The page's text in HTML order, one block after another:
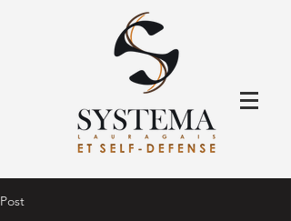
Post